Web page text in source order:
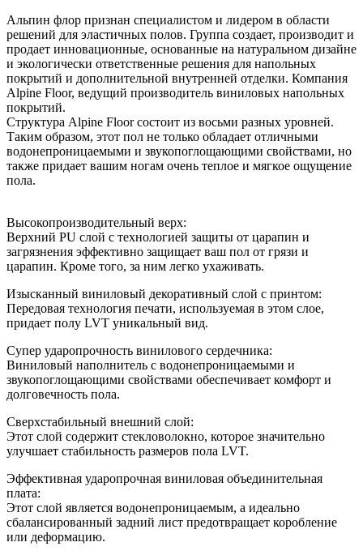
Альпин флор признан специалистом и лидером в области
решений для эластичных полов. Группа создает, производит и
продает инновационные, основанные на натуральном дизайне
и экологически ответственные решения для напольных
покрытий и дополнительной внутренней отделки. Компания
Alpine Floor, ведущий производитель виниловых напольных
покрытий.
Структура Alpine Floor состоит из восьми разных уровней.
Таким образом, этот пол не только обладает отличными
водонепроницаемыми и звукопоглощающими свойствами, но
также придает вашим ногам очень теплое и мягкое ощущение
пола.
Высокопроизводительный верх:
Верхний PU слой с технологией защиты от царапин и
загрязнения эффективно защищает ваш пол от грязи и
царапин. Кроме того, за ним легко ухаживать.
Изысканный виниловый декоративный слой с принтом:
Передовая технология печати, используемая в этом слое,
придает полу LVT уникальный вид.
Супер ударопрочность винилового сердечника:
Виниловый наполнитель с водонепроницаемыми и
звукопоглощающими свойствами обеспечивает комфорт и
долговечность пола.
Сверхстабильный внешний слой:
Этот слой содержит стекловолокно, которое значительно
улучшает стабильность размеров пола LVT.
Эффективная ударопрочная виниловая объединительная
плата:
Этот слой является водонепроницаемым, а идеально
сбалансированный задний лист предотвращает коробление
или деформацию.